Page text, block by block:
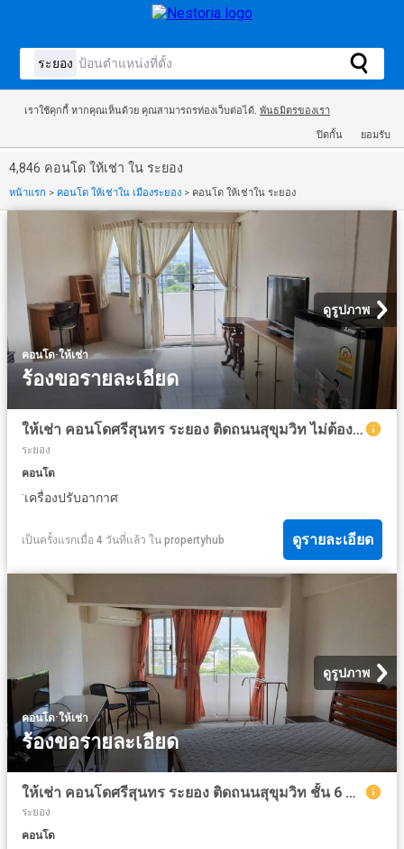
เราใช้คุกกี้ หากคุณเห็นด้วย คุณสามารถรท่องเว็บต่อได้. พันธมิตรของเรา
ปิดกั้น ยอมรับ
4,846 คอนโด ให้เช่า ใน ระยอง
หน้าแรก > คอนโด ให้เช่าใน เมืองระยอง > คอนโด ให้เช่าใน ระยอง
ดูรูปภาพ
คอนโด·ให้เช่า
ร้องขอรายละเอียด
ให้เช่า คอนโดศรีสุนทร ระยอง ติดถนนสุขุมวิท ไม่ต้องเข้าซอย ชั้น 7 ค่าเช่า 4,000 บาท/เดือน Ref. 5107
ระยอง
คอนโด
·เครื่องปรับอากาศ
เป็นครั้งแรกเมื่อ 4 วันที่แล้ว ใน propertyhub ดูรายละเอียด
ดูรูปภาพ
คอนโด·ให้เช่า
ร้องขอรายละเอียด
ให้เช่า คอนโดศรีสุนทร ระยอง ติดถนนสุขุมวิท ชั้น 6 มีอินเตอร์เนต Wifi ในห้อง พร้อมใช้งาน / Smart TV
ระยอง
คอนโด